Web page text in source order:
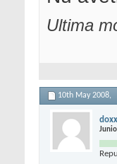
Ultima
10th May 2008,